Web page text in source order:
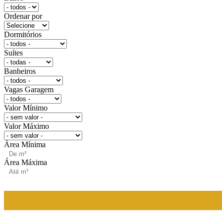
Ordenar por
Dormitórios
Suítes
Banheiros
Vagas Garagem
Valor Mínimo
Valor Máximo
Área Mínima
Área Máxima